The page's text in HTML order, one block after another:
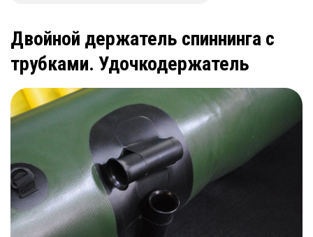
Двойной держатель спиннинга с
трубками. Удочкодержатель